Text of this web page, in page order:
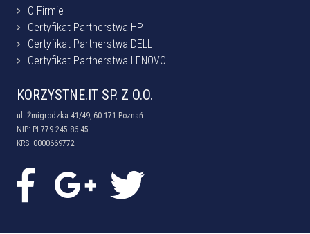
O Firmie
Certyfikat Partnerstwa HP
Certyfikat Partnerstwa DELL
Certyfikat Partnerstwa LENOVO
KORZYSTNE.IT SP. Z O.O.
ul. Żmigrodzka 41/49, 60-171 Poznań
NIP: PL779 245 86 45
KRS: 0000669772